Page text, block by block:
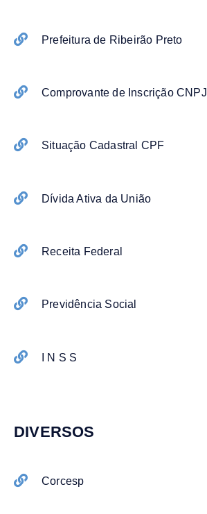
Prefeitura de Ribeirão Preto
Comprovante de Inscrição CNPJ
Situação Cadastral CPF
Dívida Ativa da União
Receita Federal
Previdência Social
I N S S
DIVERSOS
Corcesp